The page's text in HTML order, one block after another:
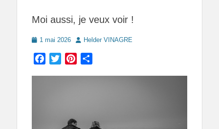
Moi aussi, je veux voir !
Posted
1 mai 2026 AuthorHelder VINAGRE
Facebook
TwitterPinterest